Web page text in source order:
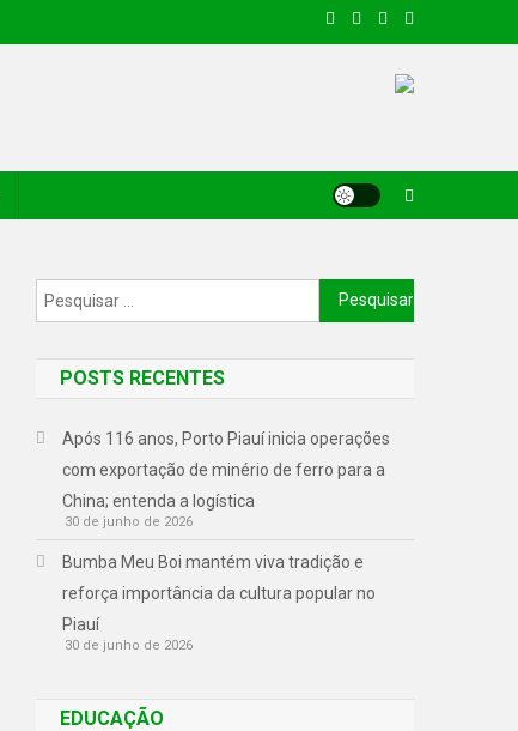
POSTS RECENTES
Após 116 anos, Porto Piauí inicia operações
com exportação de minério de ferro para a
China; entenda a logística
30 de junho de 2026
Bumba Meu Boi mantém viva tradição e
reforça importância da cultura popular no
Piauí
30 de junho de 2026
EDUCAÇÃO